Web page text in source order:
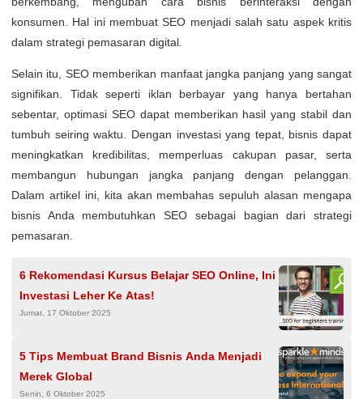
konsumen. Hal ini membuat SEO menjadi salah satu aspek kritis
dalam strategi pemasaran digital.
Selain itu, SEO memberikan manfaat jangka panjang yang sangat
signifikan. Tidak seperti iklan berbayar yang hanya bertahan
sebentar, optimasi SEO dapat memberikan hasil yang stabil dan
tumbuh seiring waktu. Dengan investasi yang tepat, bisnis dapat
meningkatkan kredibilitas, memperluas cakupan pasar, serta
membangun hubungan jangka panjang dengan pelanggan.
Dalam artikel ini, kita akan membahas sepuluh alasan mengapa
bisnis Anda membutuhkan SEO sebagai bagian dari strategi
pemasaran.
6 Rekomendasi Kursus Belajar SEO Online, Ini
Investasi Leher Ke Atas!
Jumat, 17 Oktober 2025
5 Tips Membuat Brand Bisnis Anda Menjadi
Merek Global
Senin, 6 Oktober 2025